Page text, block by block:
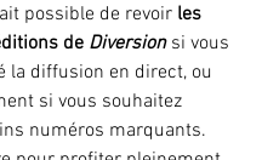
possible de revoir les
de Diversion si vous
la diffusion en direct, ou
si vous souhaitez
numéros marquants.